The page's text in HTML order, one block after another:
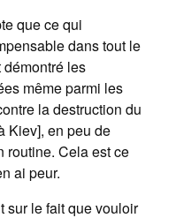
que ce qui
dans tout le
démontré les
même parmi les
la destruction du
Kiev], en peu de
routine. Cela est ce
ai peur.
sur le fait que vouloir